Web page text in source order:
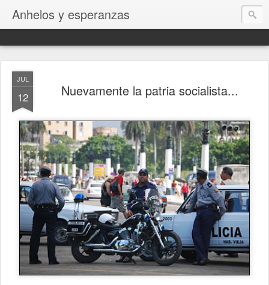
Anhelos y esperanzas
JUL
12 Nuevamente la patria socialista...